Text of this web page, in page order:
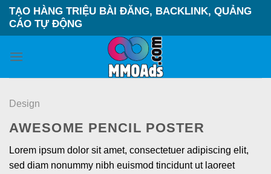
Skip
content
TẠO HÀNG TRIỆU BÀI ĐĂNG, BACKLINK, QUẢNG
CÁO TỰ ĐỘNG
Design
AWESOME PENCIL POSTER
Lorem ipsum dolor sit amet, consectetuer adipiscing elit,
sed diam nonummy nibh euismod tincidunt ut laoreet